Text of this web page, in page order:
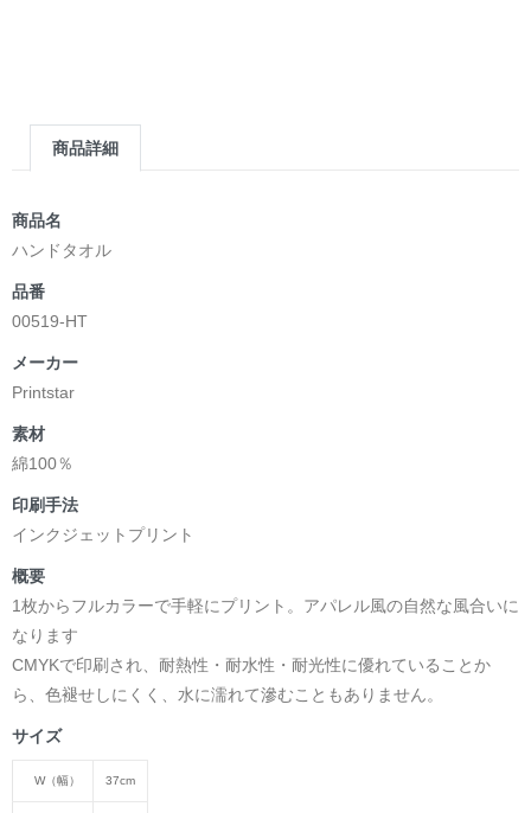
商品詳細
商品名
ハンドタオル
品番
00519-HT
メーカー
Printstar
素材
綿100％
印刷手法
インクジェットプリント
概要
1枚からフルカラーで手軽にプリント。アパレル風の自然な風合いに
なります
CMYKで印刷され、耐熱性・耐水性・耐光性に優れていることか
ら、色褪せしにくく、水に濡れて滲むこともありません。
サイズ
W（幅） 37cm